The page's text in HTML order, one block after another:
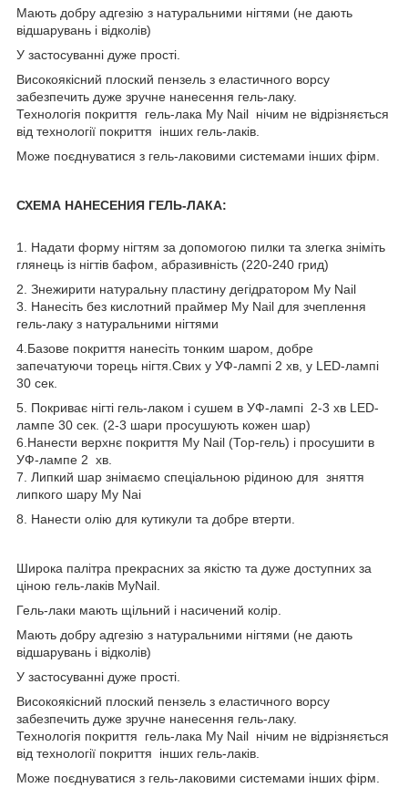
Мають добру адгезію з натуральними нігтями (не дають
відшарувань і відколів)
У застосуванні дуже прості.
Високоякісний плоский пензель з еластичного ворсу
забезпечить дуже зручне нанесення гель-лаку.
Технологія покриття гель-лака My Nail нічим не відрізняється
від технології покриття інших гель-лаків.
Може поєднуватися з гель-лаковими системами інших фірм.
СХЕМА НАНЕСЕНИЯ ГЕЛЬ-ЛАКА:
1. Надати форму нігтям за допомогою пилки та злегка зніміть
глянець із нігтів бафом, абразивність (220-240 грид)
2. Знежирити натуральну пластину дегідратором My Nail
3. Нанесіть без кислотний праймер My Nail для зчеплення
гель-лаку з натуральними нігтями
4.Базове покриття нанесіть тонким шаром, добре
запечатуючи торець нігтя.Свих у УФ-лампі 2 хв, у LED-лампі
30 сек.
5. Покриває нігті гель-лаком і сушем в УФ-лампі 2-3 хв LED-
лампе 30 сек. (2-3 шари просушують кожен шар)
6.Нанести верхнє покриття My Nail (Тор-гель) і просушити в
УФ-лампе 2 хв.
7. Липкий шар знімаємо спеціальною рідиною для зняття
липкого шару My Nai
8. Нанести олію для кутикули та добре втерти.
Широка палітра прекрасних за якістю та дуже доступних за
ціною гель-лаків MyNail.
Гель-лаки мають щільний і насичений колір.
Мають добру адгезію з натуральними нігтями (не дають
відшарувань і відколів)
У застосуванні дуже прості.
Високоякісний плоский пензель з еластичного ворсу
забезпечить дуже зручне нанесення гель-лаку.
Технологія покриття гель-лака My Nail нічим не відрізняється
від технології покриття інших гель-лаків.
Може поєднуватися з гель-лаковими системами інших фірм.